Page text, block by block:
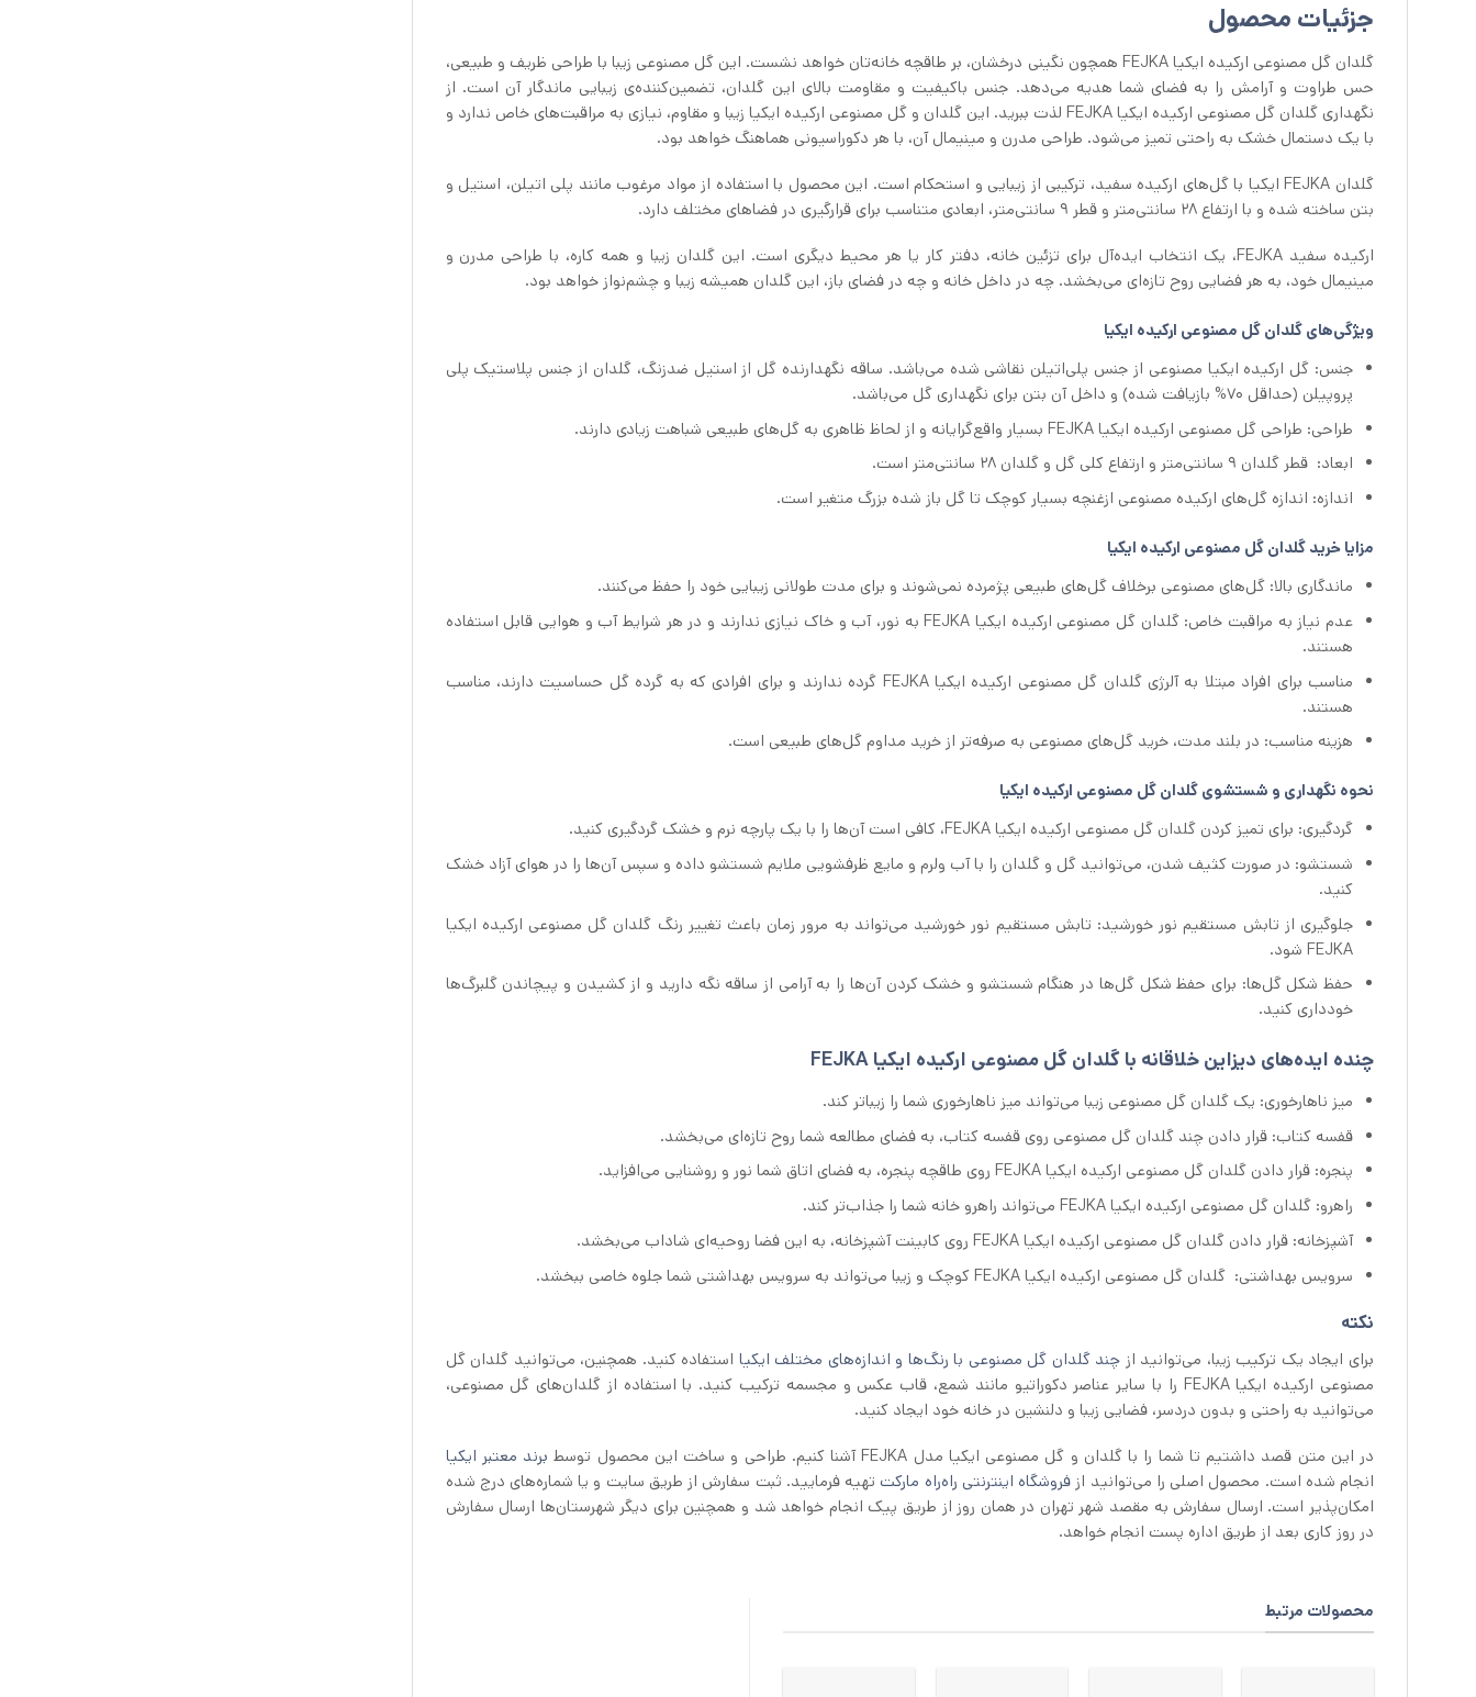
جزئیات محصول
گلدان گل مصنوعی ارکیده ایکیا FEJKA همچون نگینی درخشان، بر طاقچه خانه‌تان خواهد نشست. این گل مصنوعی زیبا با طراحی ظریف و طبیعی،
حس طراوت و آرامش را به فضای شما هدیه می‌دهد. جنس باکیفیت و مقاومت بالای این گلدان، تضمین‌کننده‌ی زیبایی ماندگار آن است. از
نگهداری گلدان گل مصنوعی ارکیده ایکیا FEJKA لذت ببرید. این گلدان و گل مصنوعی ارکیده ایکیا زیبا و مقاوم، نیازی به مراقبت‌های خاص ندارد و
با یک دستمال خشک به راحتی تمیز می‌شود. طراحی مدرن و مینیمال آن، با هر دکوراسیونی هماهنگ خواهد بود.
گلدان FEJKA ایکیا با گل‌های ارکیده سفید، ترکیبی از زیبایی و استحکام است. این محصول با استفاده از مواد مرغوب مانند پلی اتیلن، استیل و
بتن ساخته شده و با ارتفاع ۲۸ سانتی‌متر و قطر ۹ سانتی‌متر، ابعادی متناسب برای قرارگیری در فضاهای مختلف دارد.
ارکیده سفید FEJKA، یک انتخاب ایده‌آل برای تزئین خانه، دفتر کار یا هر محیط دیگری است. این گلدان زیبا و همه کاره، با طراحی مدرن و
مینیمال خود، به هر فضایی روح تازه‌ای می‌بخشد. چه در داخل خانه و چه در فضای باز، این گلدان همیشه زیبا و چشم‌نواز خواهد بود.
ویژگی‌های گلدان گل مصنوعی ارکیده ایکیا
جنس: گل‌ ارکیده ایکیا مصنوعی از جنس پلی‌اتیلن نقاشی شده می‌باشد. ساقه نگهدارنده گل از استیل ضدزنگ، گلدان از جنس پلاستیک پلی
پروپیلن (حداقل 70% بازیافت شده) و داخل آن بتن برای نگهداری گل می‌باشد.
طراحی: طراحی گل‌ مصنوعی ارکیده ایکیا FEJKA بسیار واقع‌گرایانه و از لحاظ ظاهری به گل‌های طبیعی شباهت زیادی دارند.
ابعاد: قطر گلدان ۹ سانتی‌متر و ارتفاع کلی گل و گلدان ۲۸ سانتی‌متر است.
اندازه: اندازه گل‌های ارکیده مصنوعی ازغنچه بسیار کوچک تا گل باز شده بزرگ متغیر است.
مزایا خرید گلدان گل مصنوعی ارکیده ایکیا
ماندگاری بالا: گل‌های مصنوعی برخلاف گل‌های طبیعی پژمرده نمی‌شوند و برای مدت طولانی زیبایی خود را حفظ می‌کنند.
عدم نیاز به مراقبت خاص: گلدان گل مصنوعی ارکیده ایکیا FEJKA به نور، آب و خاک نیازی ندارند و در هر شرایط آب و هوایی قابل استفاده
هستند.
مناسب برای افراد مبتلا به آلرژی گلدان گل مصنوعی ارکیده ایکیا FEJKA گرده ندارند و برای افرادی که به گرده گل حساسیت دارند، مناسب
هستند.
هزینه مناسب: در بلند مدت، خرید گل‌های مصنوعی به صرفه‌تر از خرید مداوم گل‌های طبیعی است.
نحوه نگهداری و شستشوی گلدان گل مصنوعی ارکیده ایکیا
گردگیری: برای تمیز کردن گلدان گل مصنوعی ارکیده ایکیا FEJKA، کافی است آن‌ها را با یک پارچه نرم و خشک گردگیری کنید.
شستشو: در صورت کثیف شدن، می‌توانید گل‌ و گلدان را با آب ولرم و مایع ظرفشویی ملایم شستشو داده و سپس آن‌ها را در هوای آزاد خشک
کنید.
جلوگیری از تابش مستقیم نور خورشید: تابش مستقیم نور خورشید می‌تواند به مرور زمان باعث تغییر رنگ گلدان گل مصنوعی ارکیده ایکیا
FEJKA شود.
حفظ شکل گل‌ها: برای حفظ شکل گل‌ها در هنگام شستشو و خشک کردن آن‌ها را به آرامی از ساقه نگه دارید و از کشیدن و پیچاندن گلبرگ‌ها
خودداری کنید.
چنده ایده‌های دیزاین خلاقانه با گلدان گل مصنوعی ارکیده ایکیا FEJKA
میز ناهارخوری: یک گلدان گل مصنوعی زیبا می‌تواند میز ناهارخوری شما را زیباتر کند.
قفسه کتاب: قرار دادن چند گلدان گل مصنوعی روی قفسه کتاب، به فضای مطالعه شما روح تازه‌ای می‌بخشد.
پنجره: قرار دادن گلدان گل مصنوعی ارکیده ایکیا FEJKA روی طاقچه پنجره، به فضای اتاق شما نور و روشنایی می‌افزاید.
راهرو: گلدان گل مصنوعی ارکیده ایکیا FEJKA می‌تواند راهرو خانه شما را جذاب‌تر کند.
آشپزخانه: قرار دادن گلدان گل مصنوعی ارکیده ایکیا FEJKA روی کابینت آشپزخانه، به این فضا روحیه‌ای شاداب می‌بخشد.
سرویس بهداشتی: گلدان گل مصنوعی ارکیده ایکیا FEJKA کوچک و زیبا می‌تواند به سرویس بهداشتی شما جلوه خاصی ببخشد.
نکته
برای ایجاد یک ترکیب زیبا، می‌توانید از چند گلدان گل مصنوعی با رنگ‌ها و اندازه‌های مختلف ایکیا استفاده کنید. همچنین، می‌توانید گلدان گل
مصنوعی ارکیده ایکیا FEJKA را با سایر عناصر دکوراتیو مانند شمع، قاب عکس و مجسمه ترکیب کنید. با استفاده از گلدان‌های گل مصنوعی،
می‌توانید به راحتی و بدون دردسر، فضایی زیبا و دلنشین در خانه خود ایجاد کنید.
در این متن قصد داشتیم تا شما را با گلدان و گل مصنوعی ایکیا مدل FEJKA آشنا کنیم. طراحی و ساخت این محصول توسط
برند معتبر ایکیا
انجام شده است. محصول اصلی را می‌توانید از فروشگاه اینترنتی راه‌راه مارکت تهیه فرمایید. ثبت سفارش از طریق سایت و یا شماره‌های درج شده
امکان‌پذیر است. ارسال سفارش به مقصد شهر تهران در همان روز از طریق پیک انجام خواهد شد و همچنین برای دیگر شهرستان‌ها ارسال سفارش
در روز کاری بعد از طریق اداره پست انجام خواهد.
محصولات مرتبط